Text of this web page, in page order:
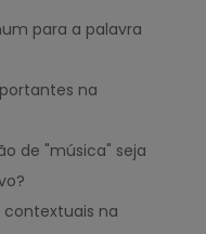
para a palavra
na
de "música" seja
contextuais na